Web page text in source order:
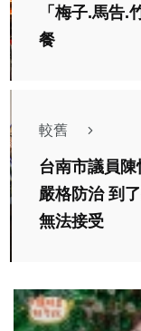
「梅子.馬告.
餐
較舊
台南市議員
嚴格防治 到
無法接受